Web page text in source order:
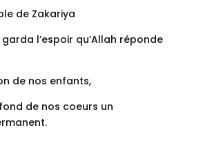
de Zakariya
l’espoir qu’Allah réponde
de nos enfants,
de nos coeurs un